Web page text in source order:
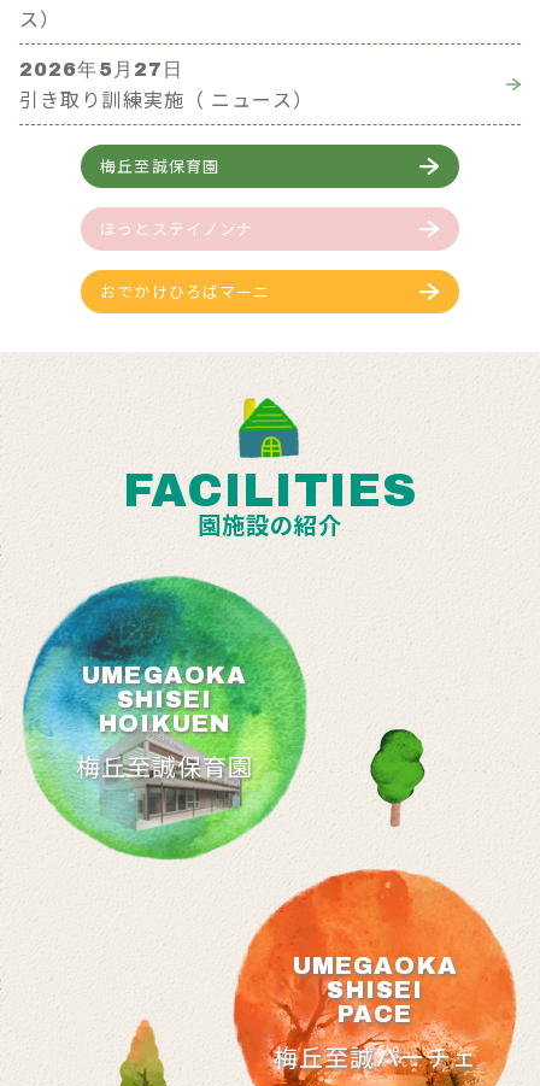
ス）
2026年5月27日
引き取り訓練実施（ ニュース）
梅丘至誠保育園
ほっとステイノンナ
おでかけひろばマーニ
FACILITIES
園施設の紹介
UMEGAOKA
SHISEI
HOIKUEN
梅丘至誠保育園
UMEGAOKA
SHISEI
PACE
梅丘至誠パーチェ